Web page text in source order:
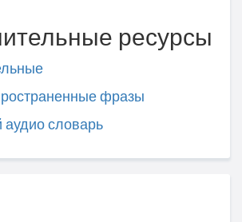
ресурсы
фразы
словарь